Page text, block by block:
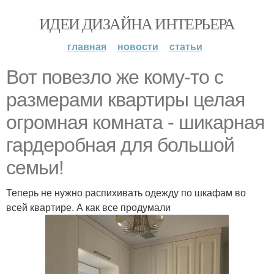
ИДЕИ ДИЗАЙНА ИНТЕРЬЕРА
главная новости статьи
Вот повезло же кому-то с
размерами квартиры целая
огромная комната - шикарная
гардеробная для большой
семьи!
Теперь не нужно распихивать одежду по шкафам во
всей квартире. А как все продумали